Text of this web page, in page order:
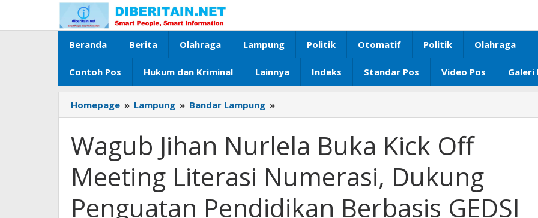
konten
Beranda Berita Olahraga Lampung Politik Otomatif Politik Olahraga
Contoh Pos Hukum dan Kriminal Lainnya Indeks Standar Pos Video Pos Galeri
Homepage » Lampung » Bandar Lampung »
Jihan
Buka
Kick
Off
Meeting
Literasi
Numerasi,
Wagub Jihan Nurlela Buka Kick Off
Meeting Literasi Numerasi, Dukung
Penguatan Pendidikan Berbasis GEDSI